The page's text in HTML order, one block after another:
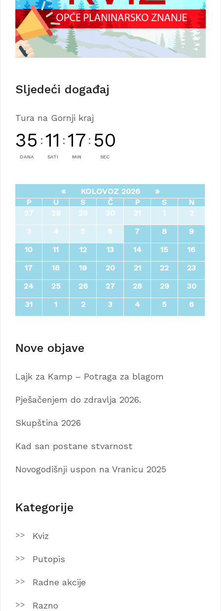
Sljedeći događaj
Tura na Gornji kraj
35
DANA
: 11
SATI
: 17
MIN
: 50
SEC
« KOLOVOZ 2026 »
P U S Č P S
N
27
28 29 30 31 1
2
3
4 5 6 7 8
9
10
11 12 13 14 15
16
17
18 19 20 21 22
23
24
25 26 27 28 29
30
31
1 2 3 4 5 6
Nove objave
Lajk za Kamp – Potraga za blagom
Pješačenjem do zdravlja 2026.
Skupština 2026
Kad san postane stvarnost
Novogodišnji uspon na Vranicu 2025
Kategorije
Kviz
Putopis
Radne akcije
Razno